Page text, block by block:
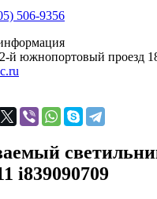
506-9356
й южнопортовый проезд
i839090709